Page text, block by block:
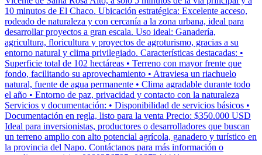
10 minutos de El Chaco. Ubicación estratégica: Excelente acceso,
rodeado de naturaleza y con cercanía a la zona urbana, ideal para
desarrollar proyectos a gran escala. Uso ideal: Ganadería,
agricultura, floricultura y proyectos de agroturismo, gracias a su
entorno natural y clima privilegiado. Características destacadas: •
Superficie total de 102 hectáreas • Terreno con mayor frente que
fondo, facilitando su aprovechamiento • Atraviesa un riachuelo
natural, fuente de agua permanente • Clima agradable durante todo
el año • Entorno de paz, privacidad y contacto con la naturaleza
Servicios y documentación: • Disponibilidad de servicios básicos •
Documentación en regla, listo para la venta Precio: $350.000 USD
Ideal para inversionistas, productores o desarrolladores que buscan
un terreno amplio con alto potencial agrícola, ganadero y turístico en
la provincia del Napo. Contáctanos para más información o